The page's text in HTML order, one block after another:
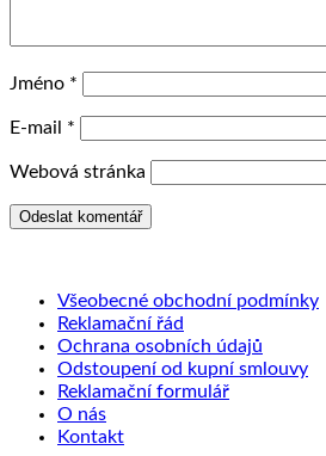
Jméno *
E-mail *
Webová stránka
Všeobecné obchodní podmínky
Reklamační řád
Ochrana osobních údajů
Odstoupení od kupní smlouvy
Reklamační formulář
O nás
Kontakt